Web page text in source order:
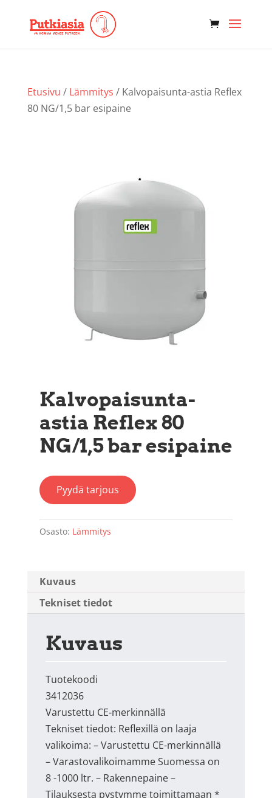
Etusivu / Lämmitys / Kalvopaisunta-astia Reflex
80 NG/1,5 bar esipaine
Kalvopaisunta-
astia Reflex 80
NG/1,5 bar esipaine
Pyydä tarjous
Osasto: Lämmitys
Kuvaus
Tekniset tiedot
Kuvaus
Tuotekoodi
3412036
Varustettu CE-merkinnällä
Tekniset tiedot: Reflexillä on laaja
valikoima: – Varustettu CE-merkinnällä
– Varastovalikoimamme Suomessa on
8 -1000 ltr. – Rakennepaine –
Tilauksesta pystymme toimittamaan *